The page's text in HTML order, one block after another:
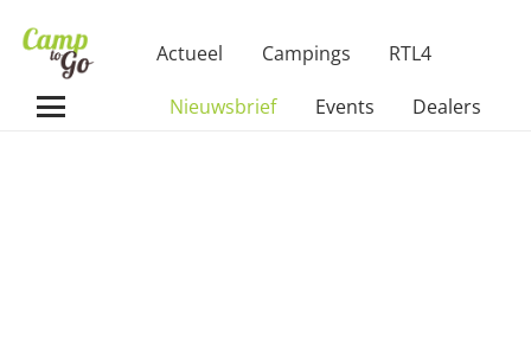
Actueel Campings RTL4
Nieuwsbrief Events Dealers